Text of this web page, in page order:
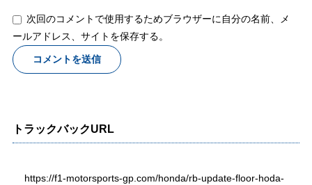
次回のコメントで使用するためブラウザーに自分の名前、メ
ールアドレス、サイトを保存する。
トラックバックURL
https://f1-motorsports-gp.com/honda/rb-update-floor-hoda-